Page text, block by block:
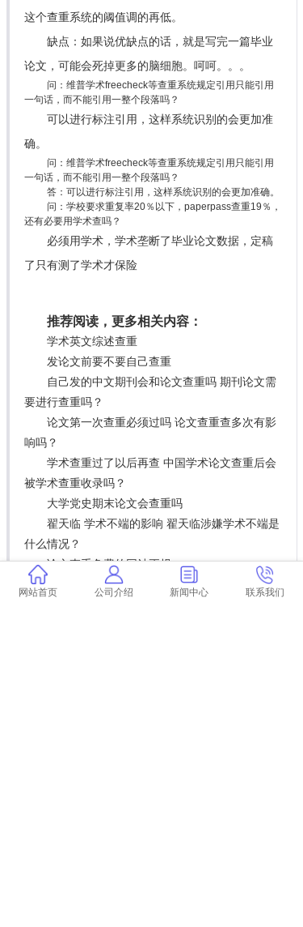
这个查重系统的阈值调的再低。
缺点：如果说优缺点的话，就是写完一篇毕业
论文，可能会死掉更多的脑细胞。呵呵。。。
问：维普学术freecheck等查重系统规定引用只能引用
一句话，而不能引用一整个段落吗？
可以进行标注引用，这样系统识别的会更加准
确。
问：维普学术freecheck等查重系统规定引用只能引用
一句话，而不能引用一整个段落吗？
答：可以进行标注引用，这样系统识别的会更加准确。
问：学校要求重复率20％以下，paperpass查重19％，
还有必要用学术查吗？
必须用学术，学术垄断了毕业论文数据，定稿
了只有测了学术才保险
推荐阅读，更多相关内容：
学术英文综述查重
发论文前要不要自己查重
自己发的中文期刊会和论文查重吗 期刊论文需
要进行查重吗？
论文第一次查重必须过吗 论文查重查多次有影
响吗？
学术查重过了以后再查 中国学术论文查重后会
被学术查重收录吗？
大学党史期末论文会查重吗
翟天临 学术不端的影响 翟天临涉嫌学术不端是
什么情况？
论文查重免费的网站正规
学术论文去哪下载查重文献
网站首页 公司介绍 新闻中心 联系我们